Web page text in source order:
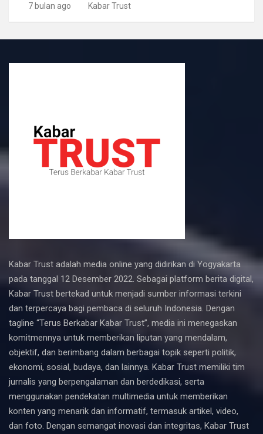
7 bulan ago Kabar Trust
Kabar Trust adalah media online yang didirikan di Yogyakarta
pada tanggal 12 Desember 2022. Sebagai platform berita digital,
Kabar Trust bertekad untuk menjadi sumber informasi terkini
dan terpercaya bagi pembaca di seluruh Indonesia. Dengan
tagline “Terus Berkabar Kabar Trust”, media ini menegaskan
komitmennya untuk memberikan liputan yang mendalam,
objektif, dan berimbang dalam berbagai topik seperti politik,
ekonomi, sosial, budaya, dan lainnya. Kabar Trust memiliki tim
jurnalis yang berpengalaman dan berdedikasi, serta
menggunakan pendekatan multimedia untuk memberikan
konten yang menarik dan informatif, termasuk artikel, video,
dan foto. Dengan semangat inovasi dan integritas, Kabar Trust